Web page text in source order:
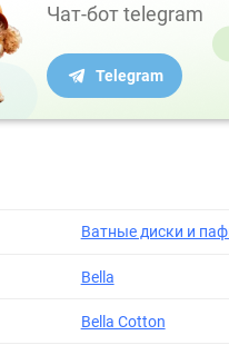
Чат-бот telegram
Telegram
Ватные диски и
Bella
Bella Cotton